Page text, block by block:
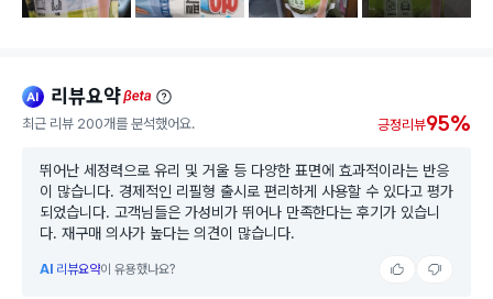
ai 리뷰요약beta
최근 리뷰 200개를 분석했어요. 긍정리뷰95%
뛰어난 세정력으로 유리 및 거울 등 다양한 표면에 효과적이라는 반응
이 많습니다. 경제적인 리필형 출시로 편리하게 사용할 수 있다고 평가
되었습니다. 고객님들은 가성비가 뛰어나 만족한다는 후기가 있습니
다. 재구매 의사가 높다는 의견이 많습니다.
AI 리뷰요약이 유용했나요?